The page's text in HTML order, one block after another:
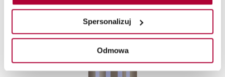
Spersonalizuj
Odmowa